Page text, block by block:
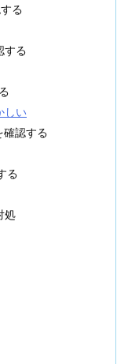
る
する
しい
確認する
る
処